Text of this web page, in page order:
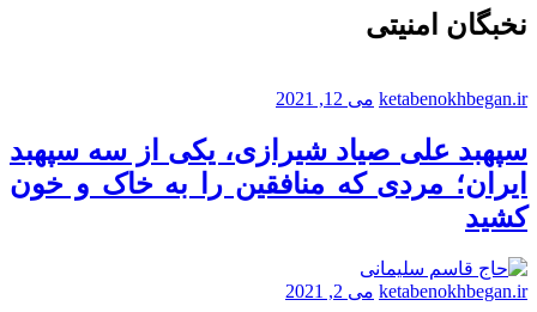
نخبگان امنیتی
ketabenokhbegan.ir می 12, 2021
سپهبد علی صیاد شیرازی، یکی از سه سپهبد
ایران؛ مردی که منافقین را به خاک و خون
کشید
ketabenokhbegan.ir می 2, 2021